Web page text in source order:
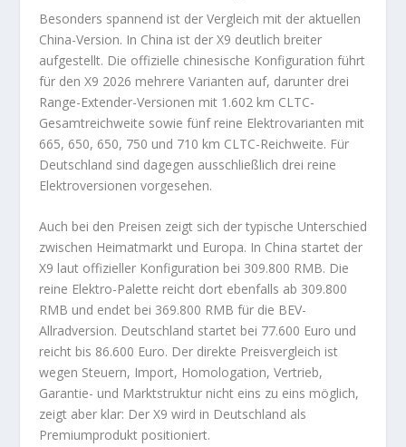
Besonders spannend ist der Vergleich mit der aktuellen
China-Version. In China ist der X9 deutlich breiter
aufgestellt. Die offizielle chinesische Konfiguration führt
für den X9 2026 mehrere Varianten auf, darunter drei
Range-Extender-Versionen mit 1.602 km CLTC-
Gesamtreichweite sowie fünf reine Elektrovarianten mit
665, 650, 650, 750 und 710 km CLTC-Reichweite. Für
Deutschland sind dagegen ausschließlich drei reine
Elektroversionen vorgesehen.
Auch bei den Preisen zeigt sich der typische Unterschied
zwischen Heimatmarkt und Europa. In China startet der
X9 laut offizieller Konfiguration bei 309.800 RMB. Die
reine Elektro-Palette reicht dort ebenfalls ab 309.800
RMB und endet bei 369.800 RMB für die BEV-
Allradversion. Deutschland startet bei 77.600 Euro und
reicht bis 86.600 Euro. Der direkte Preisvergleich ist
wegen Steuern, Import, Homologation, Vertrieb,
Garantie- und Marktstruktur nicht eins zu eins möglich,
zeigt aber klar: Der X9 wird in Deutschland als
Premiumprodukt positioniert.